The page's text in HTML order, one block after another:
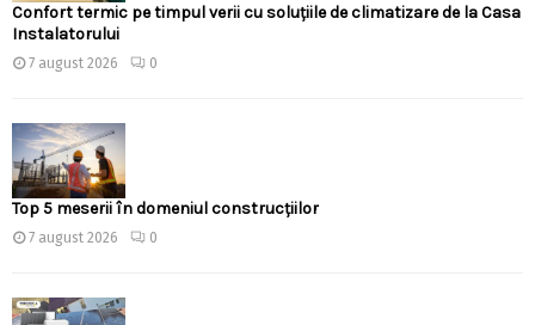
Confort termic pe timpul verii cu soluțiile de climatizare de la Casa
Instalatorului
7 august 2026 0
Top 5 meserii în domeniul construcțiilor
7 august 2026 0